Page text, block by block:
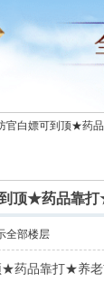
官白嫖可到顶★药
顶★药品靠
全部楼层
★药品靠打★养